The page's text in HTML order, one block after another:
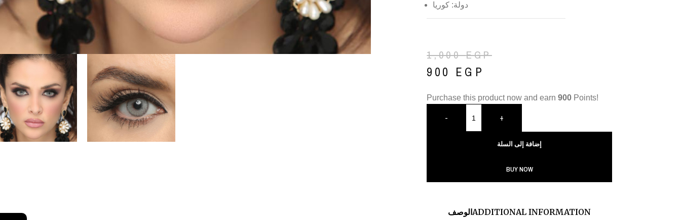
دولة: كوريا
1,000EGP
900 EGP
Purchase this product now and earn900 Points!
- +
إضافة إلى السلة
BUY NOW
الوصفADDITIONAL INFORMATION